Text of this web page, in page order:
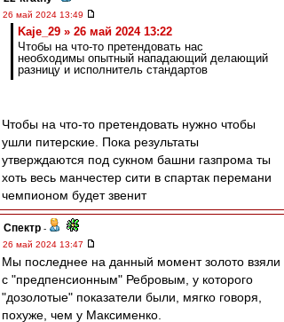
26 май 2024 13:49
Kaje_29 » 26 май 2024 13:22
Чтобы на что-то претендовать нас
необходимы опытный нападающий делающий
разницу и исполнитель стандартов
Чтобы на что-то претендовать нужно чтобы
ушли питерские. Пока результаты
утверждаются под сукном башни газпрома ты
хоть весь манчестер сити в спартак перемани
чемпионом будет звенит
Спектр -
26 май 2024 13:47
Мы последнее на данный момент золото взяли
с "предпенсионным" Ребровым, у которого
"дозолотые" показатели были, мягко говоря,
похуже, чем у Максименко.